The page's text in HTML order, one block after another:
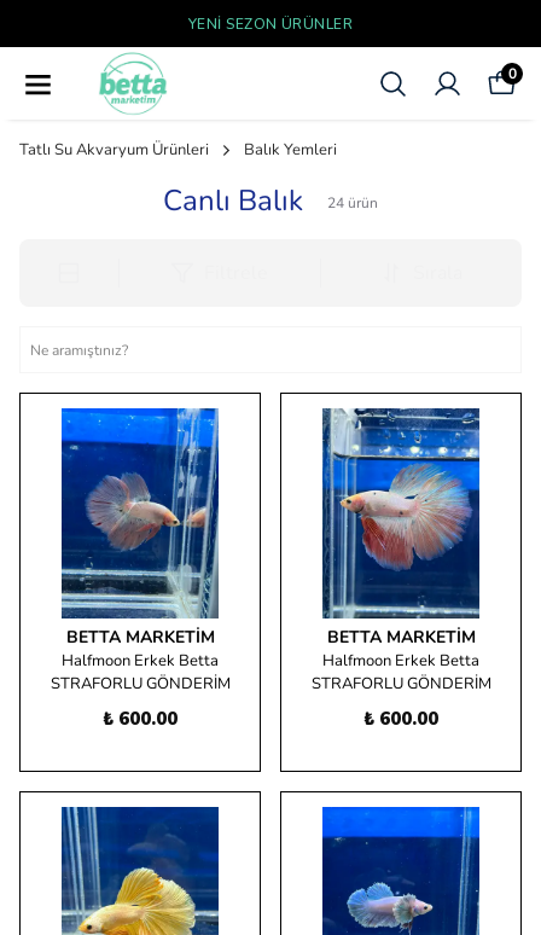
YENI SEZON ÜRÜNLER
0
Tatlı Su Akvaryum Ürünleri Balık Yemleri
Canlı Balık 24 ürün
BETTA MARKETIM
Halfmoon Erkek Betta
STRAFORLU GÖNDERİM
₺ 600.00
BETTA MARKETIM
Halfmoon Erkek Betta
STRAFORLU GÖNDERİM
₺ 600.00